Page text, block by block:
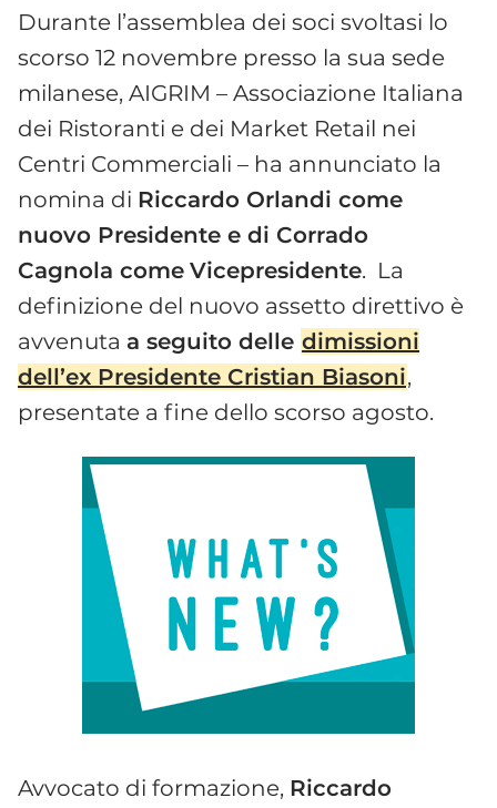
Durante l’assemblea dei soci svoltasi lo
scorso 12 novembre presso la sua sede
milanese, AIGRIM – Associazione Italiana
dei Ristoranti e dei Market Retail nei
Centri Commerciali – ha annunciato la
nomina di Riccardo Orlandi come
nuovo Presidente e di Corrado
Cagnola come Vicepresidente. La
definizione del nuovo assetto direttivo è
avvenuta a seguito delle dimissioni
dell’ex Presidente Cristian Biasoni,
presentate a fine dello scorso agosto.
Avvocato di formazione, Riccardo